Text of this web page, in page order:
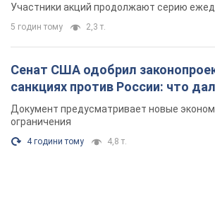
Участники акций продолжают серию
5 годин тому 2,3 т.
Сенат США одобрил
санкциях против России: что
Документ предусматривает новые
ограничения
4 години тому 4,8 т.